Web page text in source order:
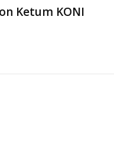
Ketum KONI